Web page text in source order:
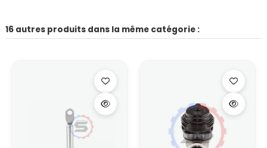
16 autres produits dans la même catégorie :